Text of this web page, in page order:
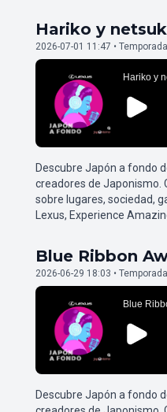
Hariko y
2026-07-01 11:47 •
Descubre Japón a fondo
creadores de Japonismo.
sobre lugares, sociedad,
Lexus, Experience
Blue Ribbon
2026-06-29 18:03 •
Descubre Japón a fondo